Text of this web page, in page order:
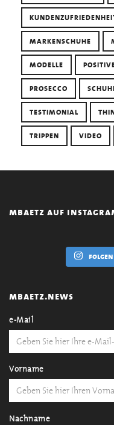
MARKENSCHUHE
MODELLE
PROSECCO
TESTIMONIAL
TRIPPEN VIDEO
mbaetz auf
folgen
mbaetz.news
e-Mail
Vorname
Nachname